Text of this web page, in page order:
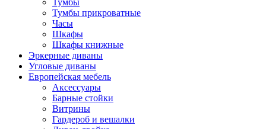
Тумбы
Тумбы прикроватные
Часы
Шкафы
Шкафы книжные
Эркерные диваны
Угловые диваны
Европейская мебель
Аксессуары
Барные стойки
Витрины
Гардероб и вешалки